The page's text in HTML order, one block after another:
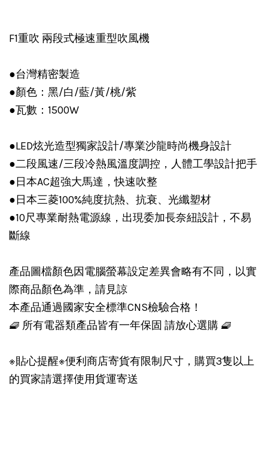
F1重吹 兩段式極速重型吹風機
●台灣精密製造
●顏色：黑/白/藍/黃/桃/紫
●瓦數：1500W
●LED炫光造型獨家設計/專業沙龍時尚機身設計
●二段風速/三段冷熱風溫度調控，人體工學設計把手
●日本AC超強大馬達，快速吹整
●日本三菱100%純度抗熱、抗衰、光纖塑材
●10尺專業耐熱電源線，出現委加長奈紐設計，不易
斷線
產品圖檔顏色因電腦螢幕設定差異會略有不同，以實
際商品顏色為準，請見諒
本產品通過國家安全標準CNS檢驗合格！
🧇 所有電器類產品皆有一年保固 請放心選購 🧇
※貼心提醒※便利商店寄貨有限制尺寸，購買3隻以上
的買家請選擇使用貨運寄送